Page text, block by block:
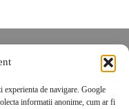
de navigare. Google
informatii anonime, cum ar fi